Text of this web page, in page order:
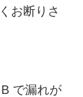
お断りさ
で漏れが